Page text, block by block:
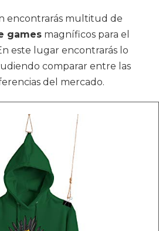
encontrarás multitud de
games magníficos para el
este lugar encontrarás lo
comparar entre las
del mercado.